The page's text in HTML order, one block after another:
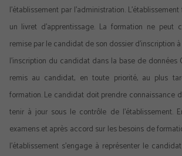
l’établissement par l’administration.
un livret d’apprentissage. La formation ne peut
remise par le candidat de son dossier d’inscription
l’inscription du candidat dans la base de données
remis au candidat, en toute priorité, au plus
formation. Le candidat doit prendre connaissance
tenir à jour sous le contrôle de l’établissement.
examens et après accord sur les besoins de
l’établissement s’engage à représenter le